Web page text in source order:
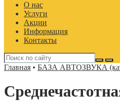
О нас
Услуги
Акции
Информация
Контакты
Главная • БАЗА АВТОЗВУКА